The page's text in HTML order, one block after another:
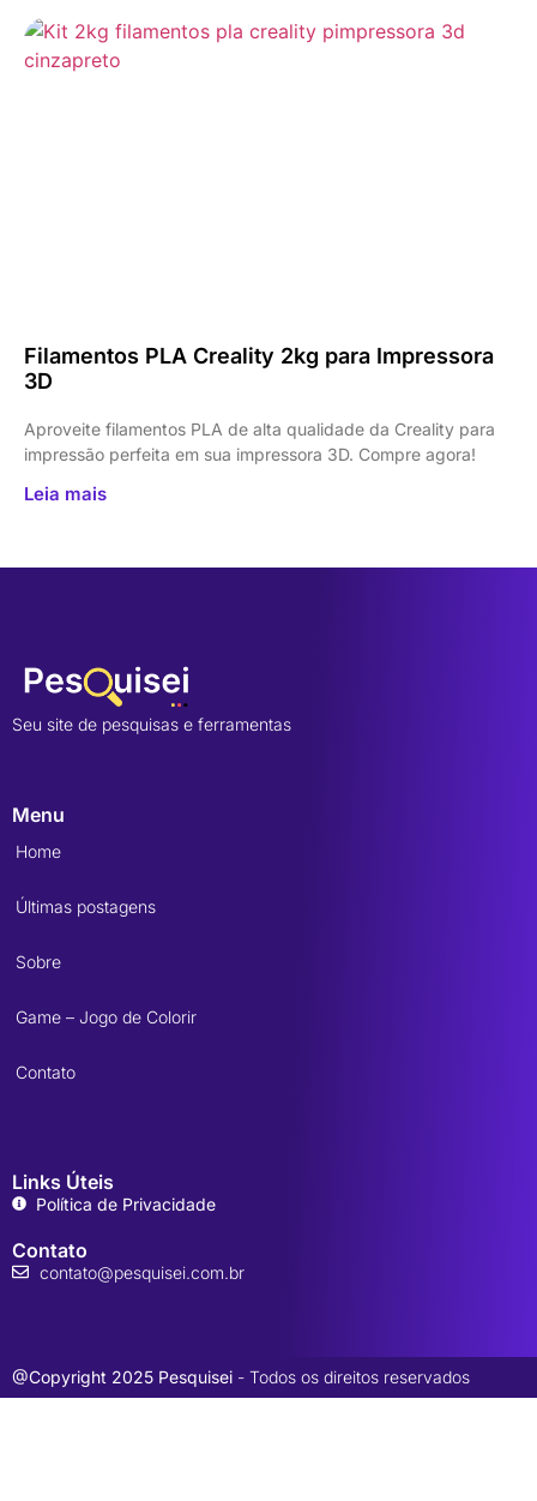
Filamentos PLA Creality 2kg para Impressora
3D
Aproveite filamentos PLA de alta qualidade da Creality para
impressão perfeita em sua impressora 3D. Compre agora!
Leia mais
Seu site de pesquisas e ferramentas
Menu
Home
Últimas postagens
Sobre
Game – Jogo de Colorir
Contato
Links Úteis
Política de Privacidade
Contato
contato@pesquisei.com.br
@Copyright 2025 Pesquisei - Todos os direitos reservados